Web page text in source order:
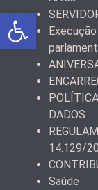
DADOS
14.129/
Saúde
Abrir a